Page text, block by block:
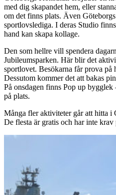
med dig skapandet hem, eller
om det finns plats. Även
sportlovslediga. I deras Studio
hand kan skapa kollage.
Den som hellre vill spendera
Jubileumsparken. Här blir det
sportlovet. Besökarna får prova på
Dessutom kommer det att bakas
På onsdagen finns Pop up
på plats.
Många fler aktiviteter går att hitta i
De flesta är gratis och har inte krav